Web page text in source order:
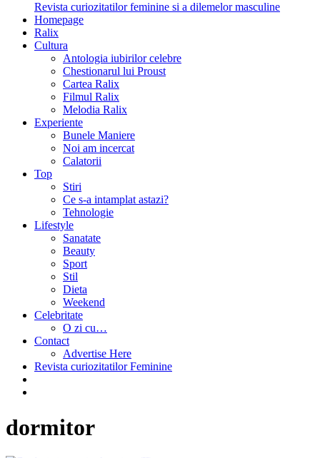
Revista curiozitatilor feminine si a dilemelor masculine
Homepage
Ralix
Cultura
Antologia iubirilor celebre
Chestionarul lui Proust
Cartea Ralix
Filmul Ralix
Melodia Ralix
Experiente
Bunele Maniere
Noi am incercat
Calatorii
Top
Stiri
Ce s-a intamplat astazi?
Tehnologie
Lifestyle
Sanatate
Beauty
Sport
Stil
Dieta
Weekend
Celebritate
O zi cu…
Contact
Advertise Here
Revista curiozitatilor Feminine
dormitor